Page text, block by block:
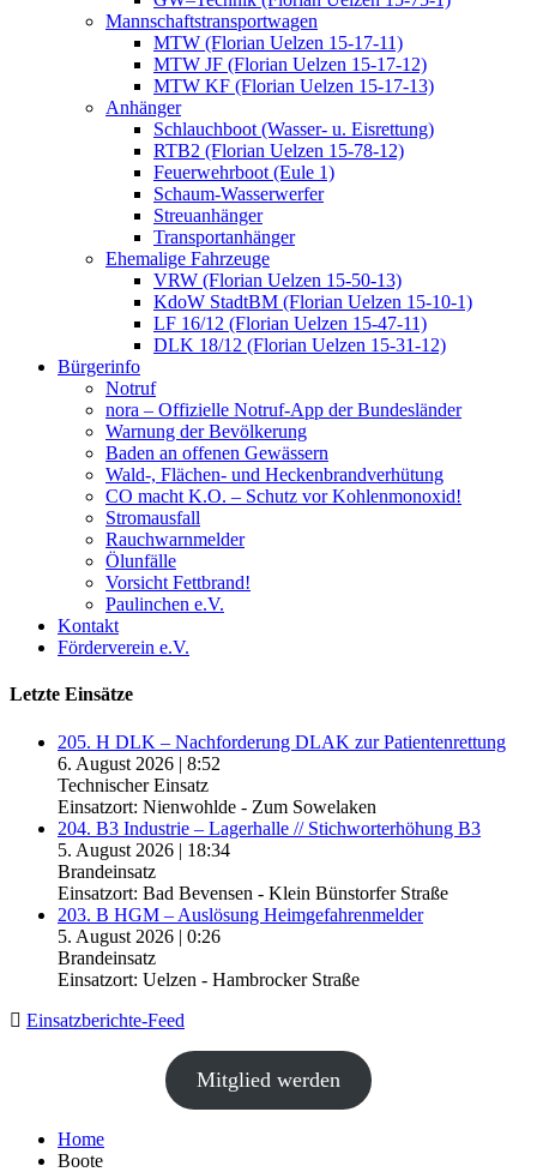
Mannschaftstransportwagen
MTW (Florian Uelzen 15-17-11)
MTW JF (Florian Uelzen 15-17-12)
MTW KF (Florian Uelzen 15-17-13)
Anhänger
Schlauchboot (Wasser- u. Eisrettung)
RTB2 (Florian Uelzen 15-78-12)
Feuerwehrboot (Eule 1)
Schaum-Wasserwerfer
Streuanhänger
Transportanhänger
Ehemalige Fahrzeuge
VRW (Florian Uelzen 15-50-13)
KdoW StadtBM (Florian Uelzen 15-10-1)
LF 16/12 (Florian Uelzen 15-47-11)
DLK 18/12 (Florian Uelzen 15-31-12)
Bürgerinfo
Notruf
nora – Offizielle Notruf-App der Bundesländer
Warnung der Bevölkerung
Baden an offenen Gewässern
Wald-, Flächen- und Heckenbrandverhütung
CO macht K.O. – Schutz vor Kohlenmonoxid!
Stromausfall
Rauchwarnmelder
Ölunfälle
Vorsicht Fettbrand!
Paulinchen e.V.
Kontakt
Förderverein e.V.
Letzte Einsätze
205. H DLK – Nachforderung DLAK zur Patientenrettung
6. August 2026 | 8:52
Technischer Einsatz
Einsatzort: Nienwohlde - Zum Sowelaken
204. B3 Industrie – Lagerhalle // Stichworterhöhung B3
5. August 2026 | 18:34
Brandeinsatz
Einsatzort: Bad Bevensen - Klein Bünstorfer Straße
203. B HGM – Auslösung Heimgefahrenmelder
5. August 2026 | 0:26
Brandeinsatz
Einsatzort: Uelzen - Hambrocker Straße
Einsatzberichte-Feed
Mitglied werden
Home
Boote